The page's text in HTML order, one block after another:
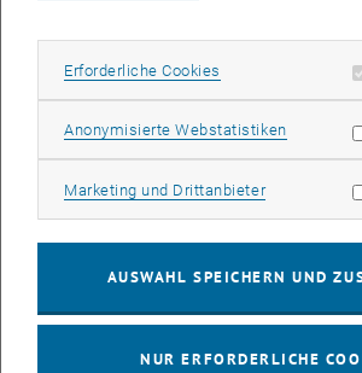
Gerade Menschen, die Kontakt zu
Inwieweit Veranstaltungen abgesagt werden,
wir im Lauf der Woche. Risikopersonen
Solidarität rettet Leben
„Was wir jetzt in erster Linie brauchen ist
Erforderliche Cookies Erforderliche
Anonymisierte WebstatistikenStatistik
Marketing und DrittanbieterMarketing
AUSWAHL SPEICHERN UND
NUR ERFORDERLICHE